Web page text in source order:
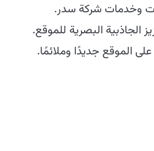
وخدمات شركة سدر.
الجاذبية البصرية للموقع.
الموقع جديدًا وملائمًا.